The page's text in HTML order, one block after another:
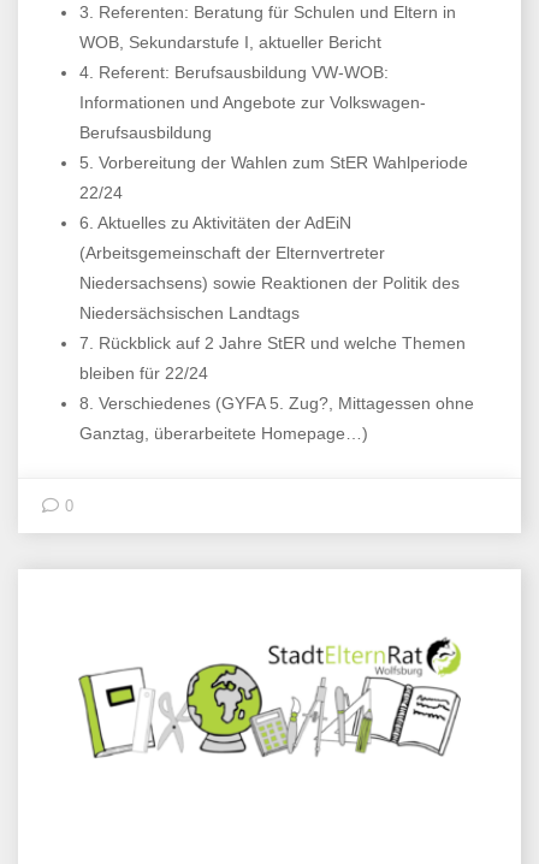
3. Referenten: Beratung für Schulen und Eltern in
WOB, Sekundarstufe I, aktueller Bericht
4. Referent: Berufsausbildung VW-WOB:
Informationen und Angebote zur Volkswagen-
Berufsausbildung
5. Vorbereitung der Wahlen zum StER Wahlperiode
22/24
6. Aktuelles zu Aktivitäten der AdEiN
(Arbeitsgemeinschaft der Elternvertreter
Niedersachsens) sowie Reaktionen der Politik des
Niedersächsischen Landtags
7. Rückblick auf 2 Jahre StER und welche Themen
bleiben für 22/24
8. Verschiedenes (GYFA 5. Zug?, Mittagessen ohne
Ganztag, überarbeitete Homepage…)
0